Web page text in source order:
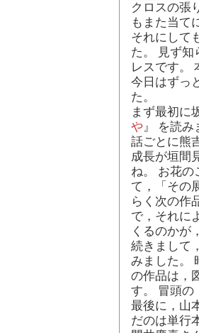
クロスの張
もまた当て
それにして
た。 見ず知
レスです。
今日はずっ
た。
まず最初に
や』 を読み
話ごとに熊
成長が垣間
ね。 お花の
て，「その
らく次の作
で，それに
くるのかが
続きまして
みました。
の作品は，
す。 冒頭の
最後に，山
だのは単行